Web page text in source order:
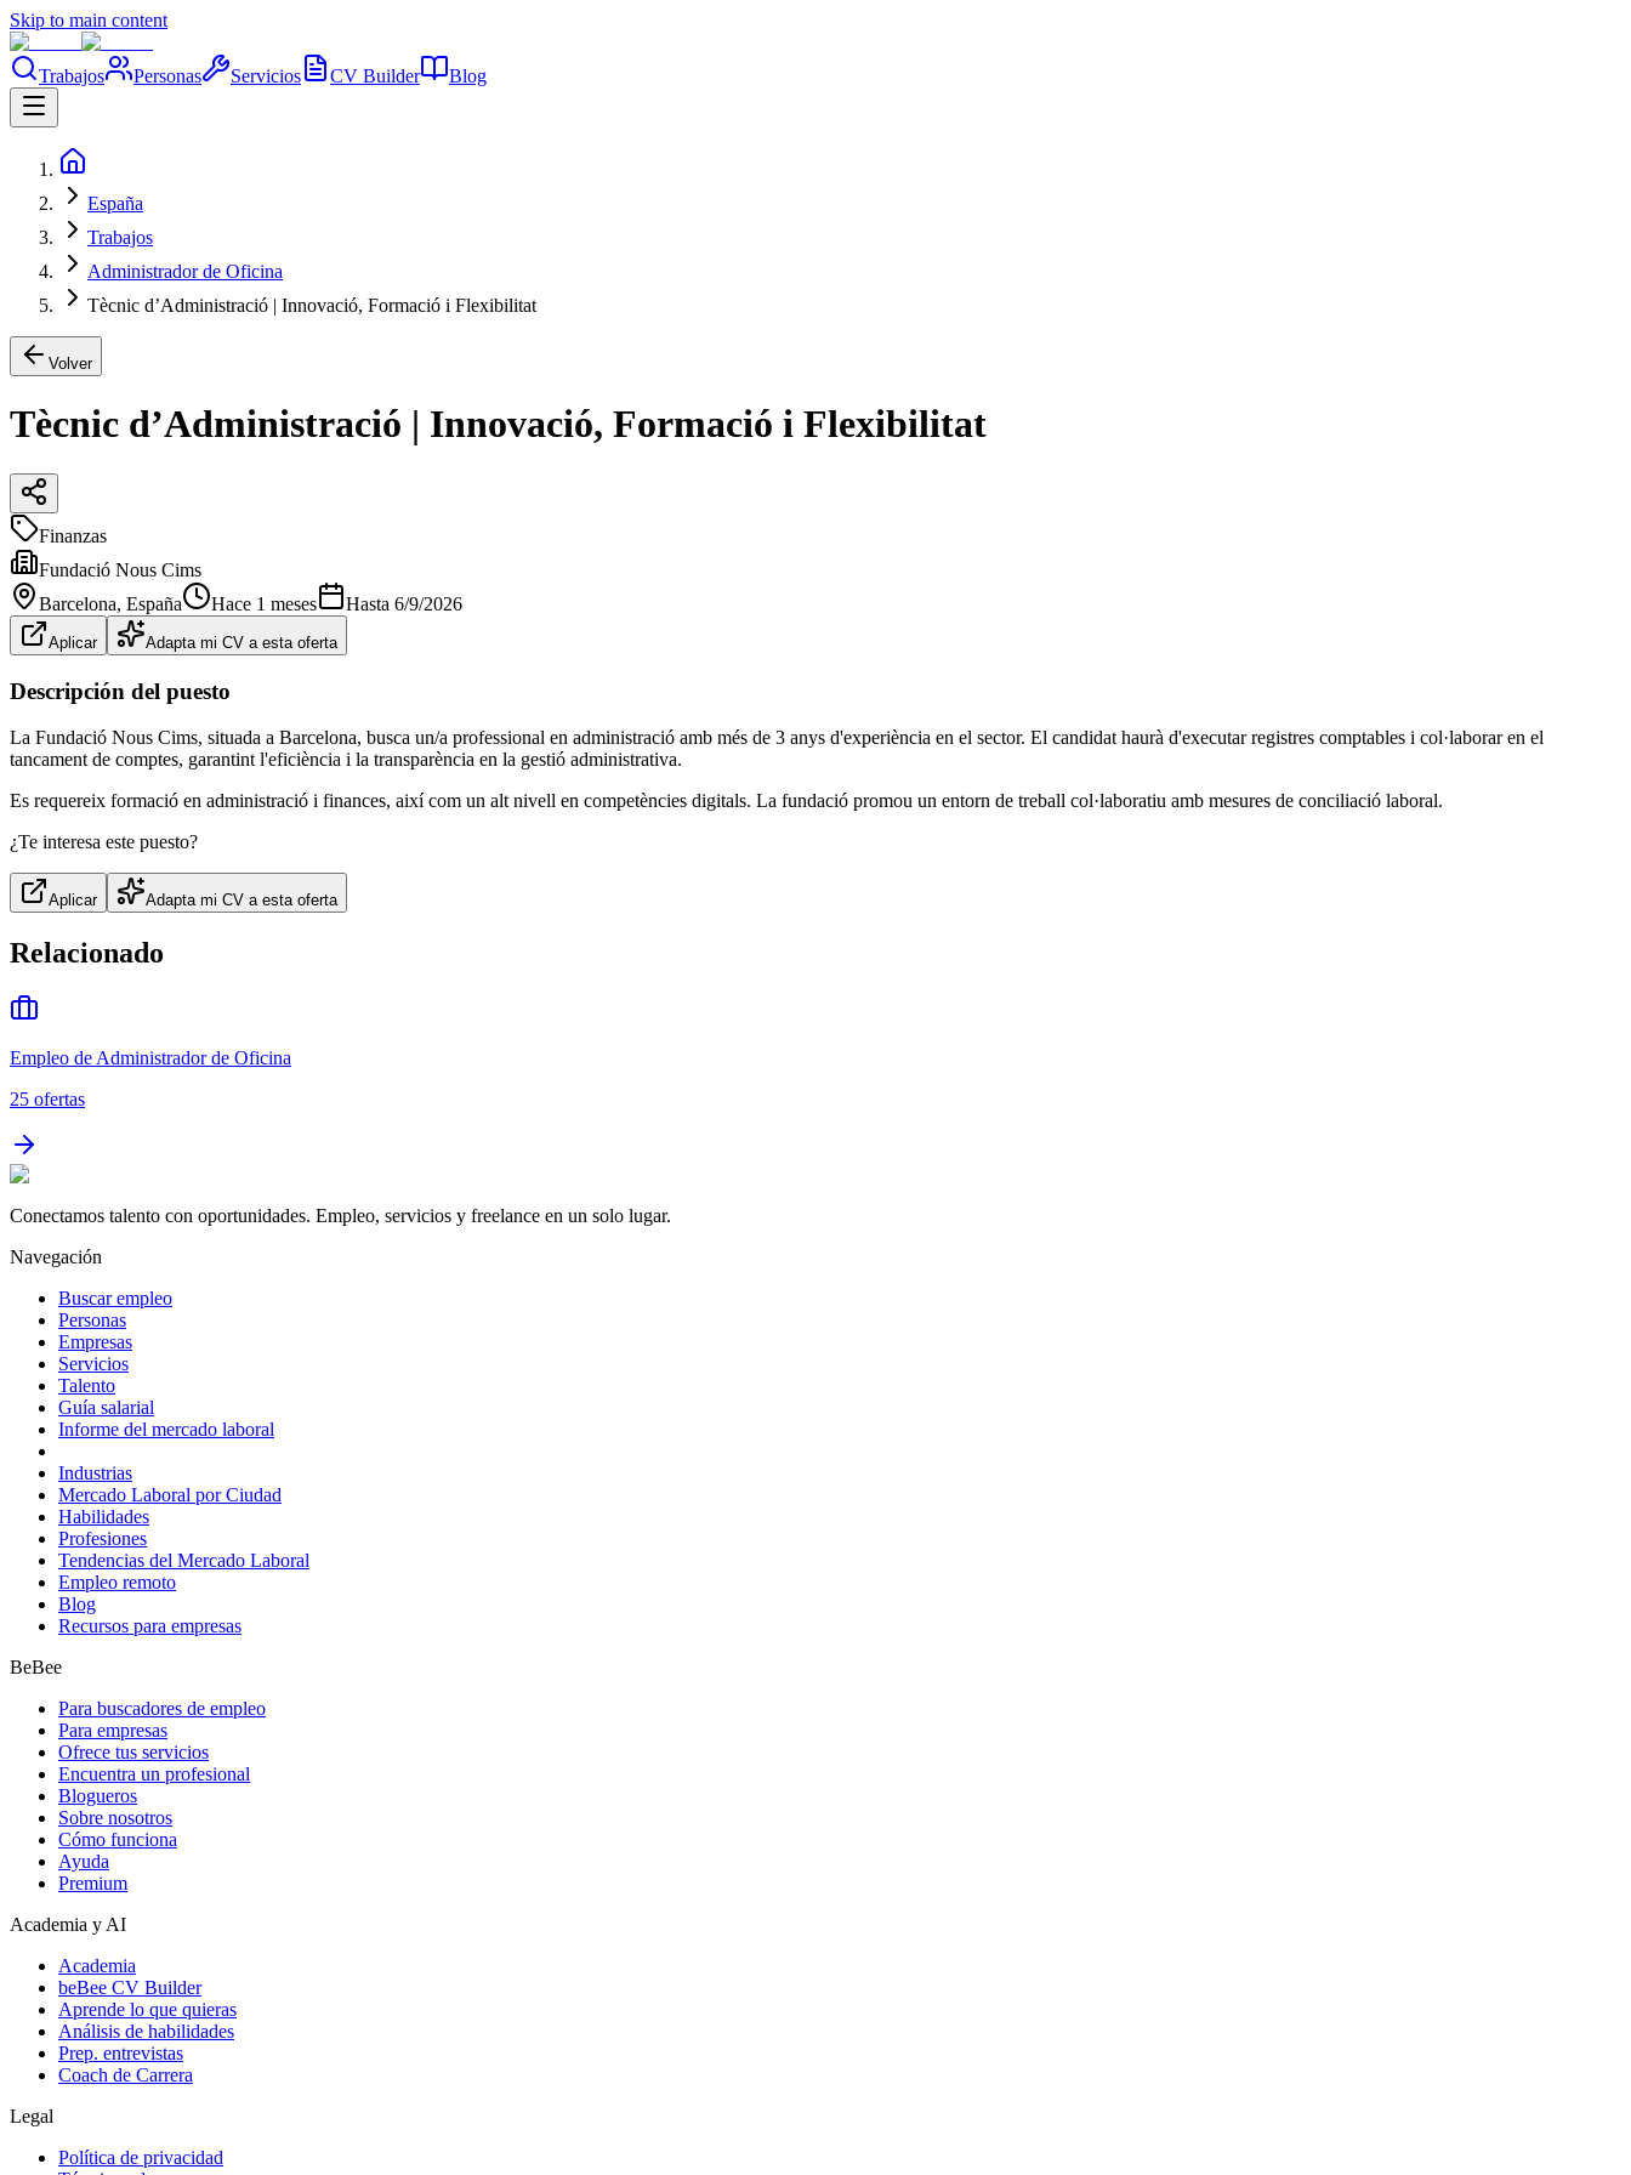
Skip to main content
Trabajos Personas Servicios CV Builder Blog
España
Trabajos
Administrador de Oficina
Tècnic d’Administració | Innovació, Formació i Flexibilitat
Volver
Tècnic d’Administració | Innovació, Formació i Flexibilitat
Finanzas
Fundació Nous Cims
Barcelona, España Hace 1 meses Hasta 6/9/2026
Aplicar Adapta mi CV a esta oferta
Descripción del puesto
La Fundació Nous Cims, situada a Barcelona, busca un/a professional en administració amb més de 3 anys d'experiència en el sector. El candidat haurà d'executar registres comptables i col·laborar en el
tancament de comptes, garantint l'eficiència i la transparència en la gestió administrativa.
Es requereix formació en administració i finances, així com un alt nivell en competències digitals. La fundació promou un entorn de treball col·laboratiu amb mesures de conciliació laboral.
¿Te interesa este puesto?
Aplicar Adapta mi CV a esta oferta
Relacionado
Empleo de Administrador de Oficina
25 ofertas
Conectamos talento con oportunidades. Empleo, servicios y freelance en un solo lugar.
Navegación
Buscar empleo
Personas
Empresas
Servicios
Talento
Guía salarial
Informe del mercado laboral
Industrias
Mercado Laboral por Ciudad
Habilidades
Profesiones
Tendencias del Mercado Laboral
Empleo remoto
Blog
Recursos para empresas
BeBee
Para buscadores de empleo
Para empresas
Ofrece tus servicios
Encuentra un profesional
Blogueros
Sobre nosotros
Cómo funciona
Ayuda
Premium
Academia y AI
Academia
beBee CV Builder
Aprende lo que quieras
Análisis de habilidades
Prep. entrevistas
Coach de Carrera
Legal
Política de privacidad